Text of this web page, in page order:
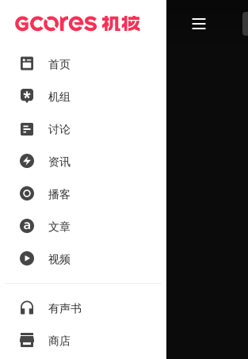
首页
机组
讨论
资讯
播客
文章
视频
有声书
商店